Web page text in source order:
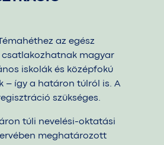
az egész
magyar
iskolák és középfokú
– így a határon túlról is. A
szükséges.
túli nevelési-oktatási
meghatározott